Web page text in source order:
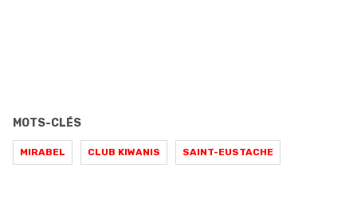
MOTS-CLÉS
MIRABEL CLUB KIWANIS SAINT-EUSTACHE